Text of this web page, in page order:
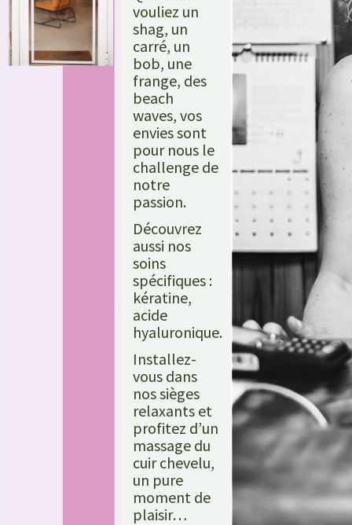
vouliez un
shag, un
carré, un
bob, une
frange, des
beach
waves, vos
envies sont
pour nous le
challenge de
notre
passion.
Découvrez
aussi nos
soins
spécifiques :
kératine,
acide
hyaluronique.
Installez-
vous dans
nos sièges
relaxants et
profitez d’un
massage du
cuir chevelu,
un pure
moment de
plaisir…